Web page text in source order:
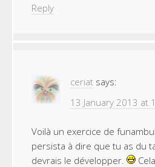
Reply
ceriat says:
13 January 2013 at
Voilà un exercice de
persista à dire que tu as du
devrais le développer.